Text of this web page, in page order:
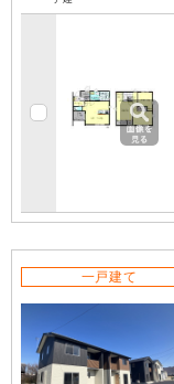
一戸建て